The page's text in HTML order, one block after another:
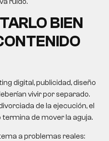
BIEN
digital, publicidad, diseño
vivir por separado.
de la ejecución, el
termina de mover la aguja.
a problemas reales: